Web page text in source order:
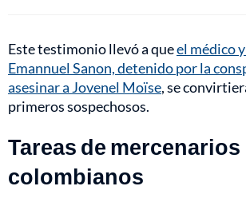
Este testimonio llevó a queel médico
Emannuel Sanon, detenido por la
asesinar a Jovenel Moïse, se
primeros sospechosos.
Tareas de mercenarios
colombianos